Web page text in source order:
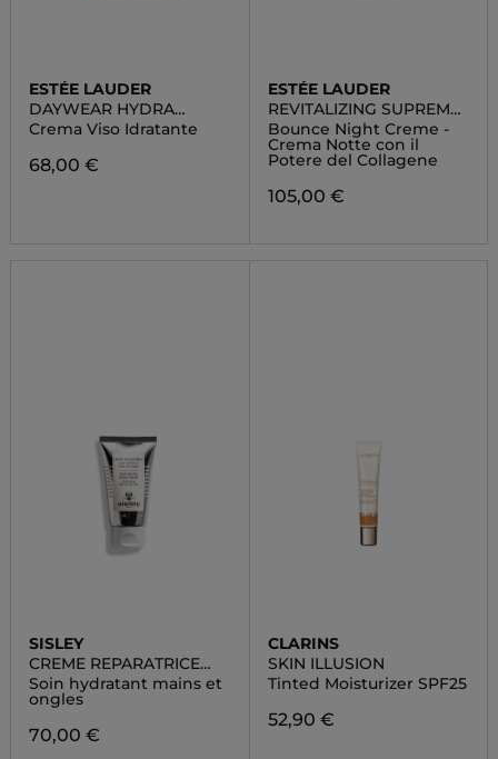
ESTÉE LAUDER
DAYWEAR HYDRA
SORBET
Crema Viso Idratante
68,00 €
ESTÉE LAUDER
REVITALIZING SUPREME
+
Bounce Night Creme -
Crema Notte con il
Potere del Collagene
105,00 €
SISLEY
CREME REPARATRICE
MAINS
Soin hydratant mains et
ongles
70,00 €
CLARINS
SKIN ILLUSION
Tinted Moisturizer SPF25
52,90 €